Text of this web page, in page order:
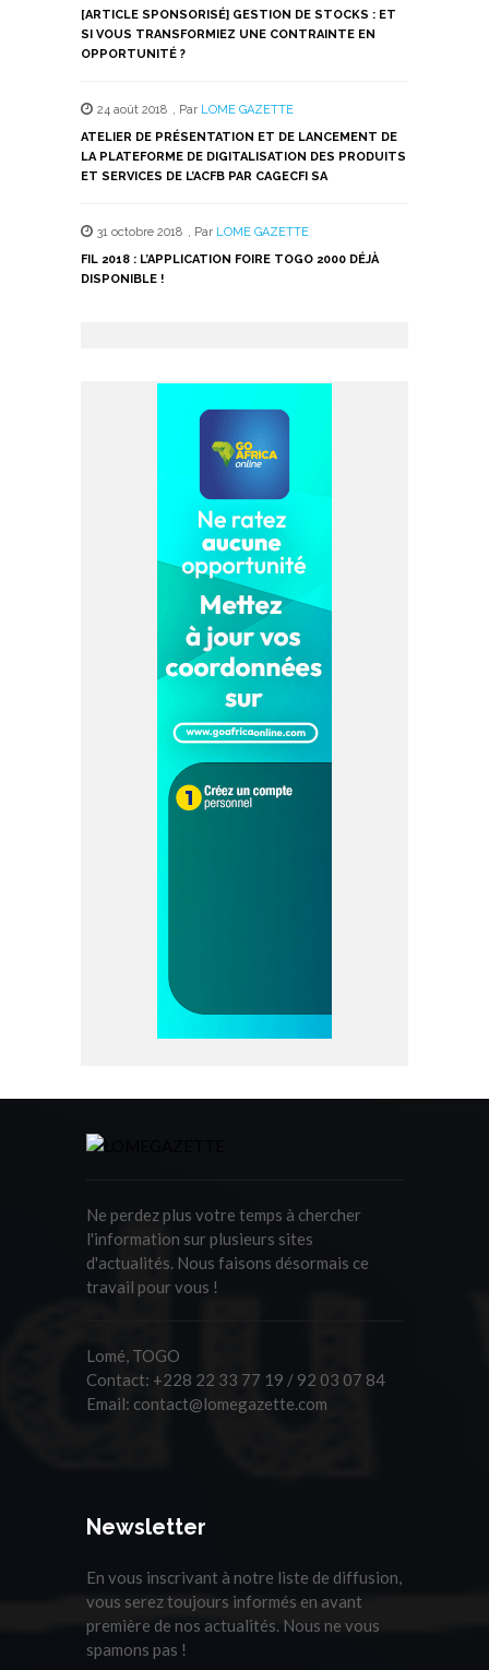
[ARTICLE SPONSORISÉ] GESTION DE STOCKS : ET
SI VOUS TRANSFORMIEZ UNE CONTRAINTE EN
OPPORTUNITÉ ?
24 août 2018 , Par LOME GAZETTE
ATELIER DE PRÉSENTATION ET DE LANCEMENT DE
LA PLATEFORME DE DIGITALISATION DES PRODUITS
ET SERVICES DE L’ACFB PAR CAGECFI SA
31 octobre 2018 , Par LOME GAZETTE
FIL 2018 : L’APPLICATION FOIRE TOGO 2000 DÉJÀ
DISPONIBLE !
Ne perdez plus votre temps à chercher
l'information sur plusieurs sites
d'actualités. Nous faisons désormais ce
travail pour vous !
Lomé, TOGO
Contact: +228 22 33 77 19 / 92 03 07 84
Email: contact@lomegazette.com
Newsletter
En vous inscrivant à notre liste de diffusion,
vous serez toujours informés en avant
première de nos actualités. Nous ne vous
spamons pas !